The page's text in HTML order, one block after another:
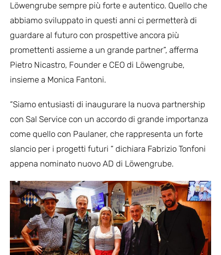
Löwengrube sempre più forte e autentico. Quello che
abbiamo sviluppato in questi anni ci permetterà di
guardare al futuro con prospettive ancora più
promettenti assieme a un grande partner”, afferma
Pietro Nicastro, Founder e CEO di Löwengrube,
insieme a Monica Fantoni.
“Siamo entusiasti di inaugurare la nuova partnership
con Sal Service con un accordo di grande importanza
come quello con Paulaner, che rappresenta un forte
slancio per i progetti futuri “ dichiara Fabrizio Tonfoni
appena nominato nuovo AD di Löwengrube.